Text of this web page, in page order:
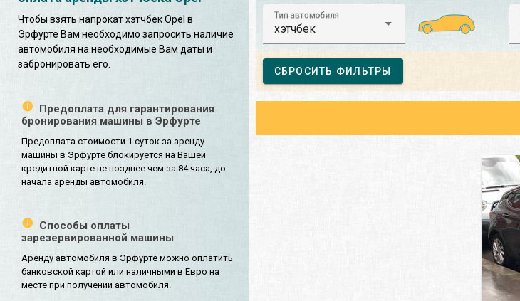
Чтобы взять напрокат хэтчбек Opel в
Эрфурте Вам необходимо запросить наличие
автомобиля на необходимые Вам даты и
забронировать его.
Предоплата для гарантирования
бронирования машины в Эрфурте
Предоплата стоимости 1 суток за аренду
машины в Эрфурте блокируется на Вашей
кредитной карте не позднее чем за 84 часа, до
начала аренды автомобиля.
Способы оплаты
зарезервированной машины
Аренду автомобиля в Эрфурте можно оплатить
банковской картой или наличными в Евро на
месте при получении автомобиля.
Тип автомобиля
хэтчбек
СБРОСИТЬ ФИЛЬТРЫ